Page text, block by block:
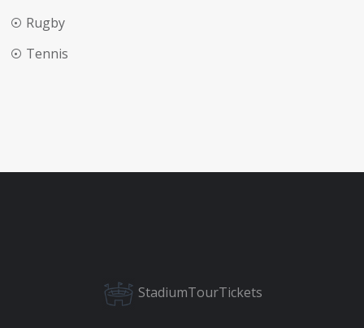
Rugby
Tennis
StadiumTourTickets